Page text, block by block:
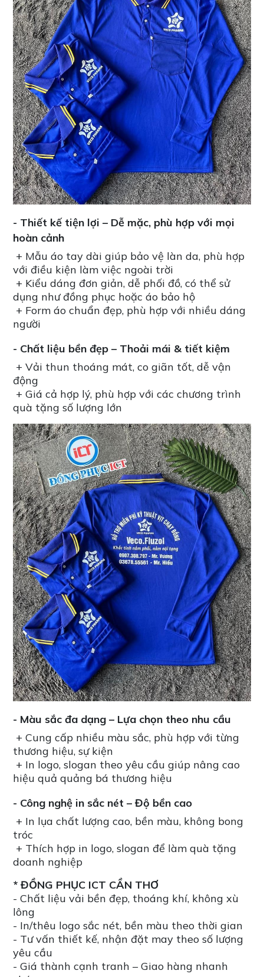
- Thiết kế tiện lợi – Dễ mặc, phù hợp với mọi
hoàn cảnh
+ Mẫu áo tay dài giúp bảo vệ làn da, phù hợp
với điều kiện làm việc ngoài trời
+ Kiểu dáng đơn giản, dễ phối đồ, có thể sử
dụng như đồng phục hoặc áo bảo hộ
+ Form áo chuẩn đẹp, phù hợp với nhiều dáng
người
- Chất liệu bền đẹp – Thoải mái & tiết kiệm
+ Vải thun thoáng mát, co giãn tốt, dễ vận
động
+ Giá cả hợp lý, phù hợp với các chương trình
quà tặng số lượng lớn
- Màu sắc đa dạng – Lựa chọn theo nhu cầu
+ Cung cấp nhiều màu sắc, phù hợp với từng
thương hiệu, sự kiện
+ In logo, slogan theo yêu cầu giúp nâng cao
hiệu quả quảng bá thương hiệu
- Công nghệ in sắc nét – Độ bền cao
+ In lụa chất lượng cao, bền màu, không bong
tróc
+ Thích hợp in logo, slogan để làm quà tặng
doanh nghiệp
* ĐỒNG PHỤC ICT CẦN THƠ
- Chất liệu vải bền đẹp, thoáng khí, không xù
lông
- In/thêu logo sắc nét, bền màu theo thời gian
- Tư vấn thiết kế, nhận đặt may theo số lượng
yêu cầu
- Giá thành cạnh tranh – Giao hàng nhanh